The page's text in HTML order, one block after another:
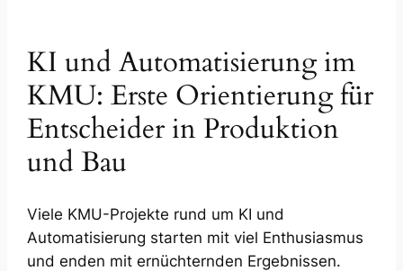
KI und Automatisierung im
KMU: Erste Orientierung für
Entscheider in Produktion
und Bau
Viele KMU-Projekte rund um KI und
Automatisierung starten mit viel Enthusiasmus
und enden mit ernüchternden Ergebnissen.